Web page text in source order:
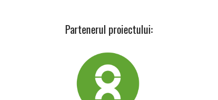
Partenerul proiectului: